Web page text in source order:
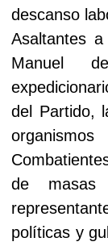
descanso
Asaltantes
Manuel
del Partido,
de masas
políticas y